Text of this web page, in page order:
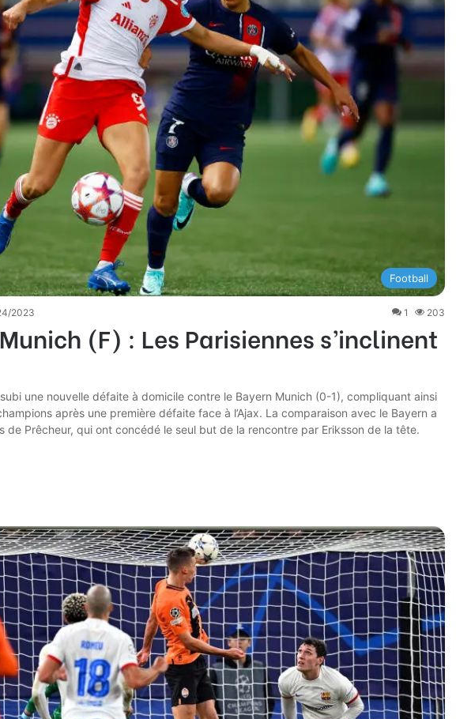
Football
2023 1 203
(F) : Les Parisiennes s’inclinent
une nouvelle défaite à domicile contre le Bayern Munich (0-1), compliquant ainsi
après une première défaite face à l’Ajax. La comparaison avec le Bayern a
de Prêcheur, qui ont concédé le seul but de la rencontre par Eriksson de la tête.